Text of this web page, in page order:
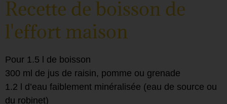
Recette de boisson de
l'effort maison
Pour 1.5 l de boisson
300 ml de jus de raisin, pomme ou grenade
1.2 l d’eau faiblement minéralisée (eau de source ou
du robinet)